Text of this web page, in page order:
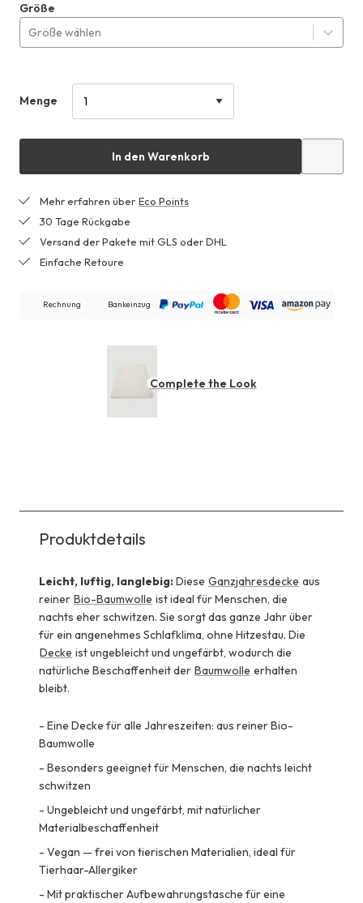
Größe
Größe wählen
Menge
In den Warenkorb
Mehr erfahren über Eco Points
30 Tage Rückgabe
Versand der Pakete mit GLS oder DHL
Einfache Retoure
Rechnung Bankeinzug
Complete the Look
Produktdetails
Leicht, luftig, langlebig:Diese Ganzjahresdecke aus
reiner Bio-Baumwolle ist ideal für Menschen, die
nachts eher schwitzen. Sie sorgt das ganze Jahr über
für ein angenehmes Schlafklima, ohne Hitzestau. Die
Decke ist ungebleicht und ungefärbt, wodurch die
natürliche Beschaffenheit der Baumwolle erhalten
bleibt.
- Eine Decke für alle Jahreszeiten: aus reiner Bio-
Baumwolle
- Besonders geeignet für Menschen, die nachts leicht
schwitzen
- Ungebleicht und ungefärbt, mit natürlicher
Materialbeschaffenheit
- Vegan — frei von tierischen Materialien, ideal für
Tierhaar-Allergiker
- Mit praktischer Aufbewahrungstasche für eine